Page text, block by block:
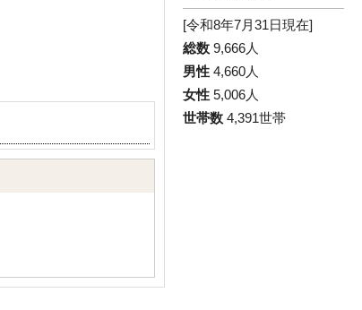
[令和8年7月31日現在]
総数 9,666人
男性 4,660人
女性 5,006人
世帯数 4,391世帯